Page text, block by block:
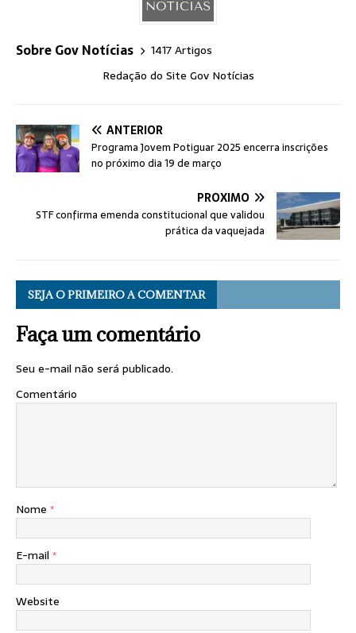
Sobre Gov Notícias
1417 Artigos
Redação do Site Gov Notícias
ANTERIOR
Programa Jovem Potiguar 2025 encerra inscrições
no próximo dia 19 de março
PRÓXIMO
STF confirma emenda constitucional que validou
prática da vaquejada
SEJA O PRIMEIRO A COMENTAR
Faça um comentário
Seu e-mail não será publicado.
Comentário
Nome *
E-mail *
Website